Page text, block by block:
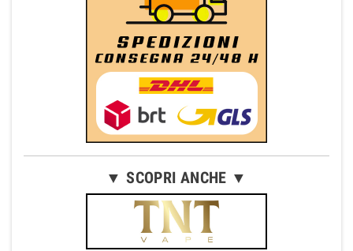
▼ SCOPRI ANCHE ▼